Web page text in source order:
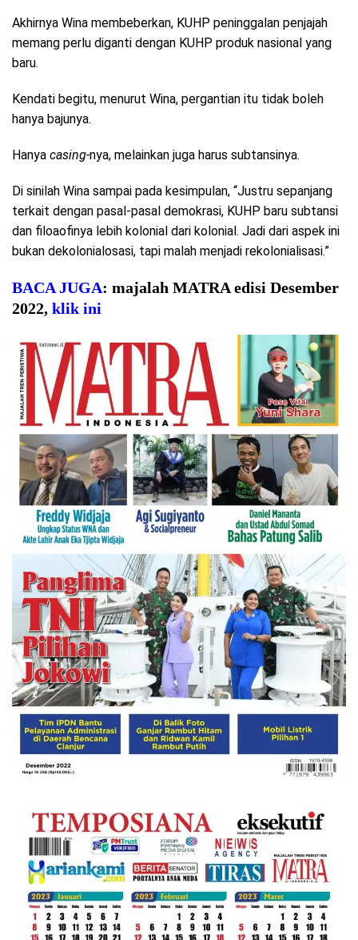
Akhirnya Wina membeberkan, KUHP peninggalan penjajah
memang perlu diganti dengan KUHP produk nasional yang
baru.
Kendati begitu, menurut Wina, pergantian itu tidak boleh
hanya bajunya.
Hanya casing-nya, melainkan juga harus subtansinya.
Di sinilah Wina sampai pada kesimpulan, “Justru sepanjang
terkait dengan pasal-pasal demokrasi, KUHP baru subtansi
dan filoaofinya lebih kolonial dari kolonial. Jadi dari aspek ini
bukan dekolonialosasi, tapi malah menjadi rekolonialisasi.”
BACA JUGA: majalah MATRA edisi Desember
2022, klik ini